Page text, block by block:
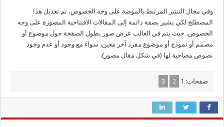
وفي مجال النشر المرتبط بالموضة على وجه الخصوص، تم تعديل هذا
المصطلح لكي يشير بصفة دائمة إلى المقالات الافتتاحية المصورة على وجه
الخصوص، حيث يتم في الغالب عرض صور بطول الصفحة حول موضوع أو
مصمم أو نموذج أو موضوع مفرد آخر معين، سواء مع وجود أو عدم وجود
نصوص مصاحبة لها (في شكل مقال مصور).
صفحات: 1
2
3